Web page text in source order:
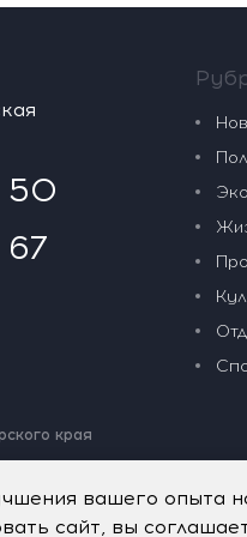
50
края
Ctrl+Enter.
вашего опыта
сайт, вы